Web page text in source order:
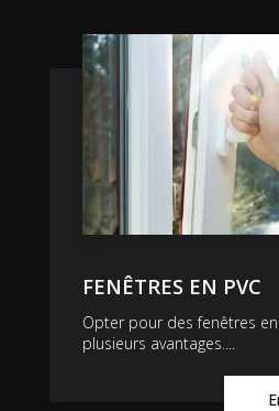
FENÊTRES EN PVC
Opter pour des fenêtres
plusieurs avantages....